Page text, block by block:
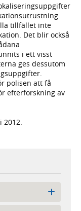
tillfället inte
Det blir också
i ett visst
ges dessutom
polisen att få
efterforskning av